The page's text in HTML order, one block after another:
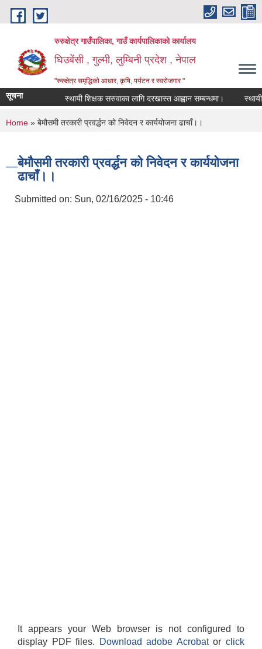
Skip to main content
रुरुक्षेत्र गाउँपालिका, गाउँ कार्यपालिकाको कार्यालय
घिउबेंसी , गुल्मी, लुम्बिनी प्रदेश , नेपाल
"रुरुक्षेत्र समृद्धिको आधार, कृषि, पर्यटन र स्वरोजगार "
सूचना स्थायी शिक्षक सरुवाका लागि दरखास्त आह्वान सम्बन्धमा। स्थायी
You are here
Home » बेमौसमी तरकारी प्रवर्द्धन को निवेदन र कार्ययोजना ढाचाँ।।
बेमौसमी तरकारी प्रवर्द्धन को निवेदन र कार्ययोजना
ढाचाँ।।
Submitted on: Sun, 02/16/2025 - 10:46
It appears your Web browser is not configured to
display PDF files.
Download adobe Acrobatorclick